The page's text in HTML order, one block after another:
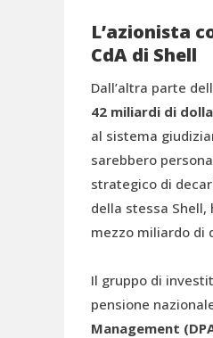
L’azionista
CdA di Shell
Dall’altra parte
42 miliardi di
al sistema
sarebbero
strategico di
della stessa
mezzo miliardo di
Il gruppo di
pensione
Management